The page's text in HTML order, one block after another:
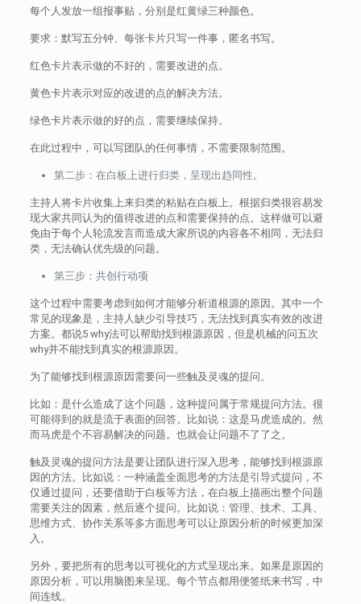
每个人发放一组报事贴，分别是红黄绿三种颜色。
要求：默写五分钟、每张卡片只写一件事，匿名书写。
红色卡片表示做的不好的，需要改进的点。
黄色卡片表示对应的改进的点的解决方法。
绿色卡片表示做的好的点，需要继续保持。
在此过程中，可以写团队的任何事情，不需要限制范围。
第二步：在白板上进行归类，呈现出趋同性。
主持人将卡片收集上来归类的粘贴在白板上。根据归类很容易发
现大家共同认为的值得改进的点和需要保持的点。这样做可以避
免由于每个人轮流发言而造成大家所说的内容各不相同，无法归
类，无法确认优先级的问题。
第三步：共创行动项
这个过程中需要考虑到如何才能够分析道根源的原因。其中一个
常见的现象是，主持人缺少引导技巧，无法找到真实有效的改进
方案。都说5 why法可以帮助找到根源原因，但是机械的问五次
why并不能找到真实的根源原因。
为了能够找到根源原因需要问一些触及灵魂的提问。
比如：是什么造成了这个问题，这种提问属于常规提问方法。很
可能得到的就是流于表面的回答。比如说：这是马虎造成的。然
而马虎是个不容易解决的问题。也就会让问题不了了之。
触及灵魂的提问方法是要让团队进行深入思考，能够找到根源原
因的方法。比如说：一种涵盖全面思考的方法是引导式提问，不
仅通过提问，还要借助于白板等方法，在白板上描画出整个问题
需要关注的因素，然后逐个提问。比如说：管理、技术、工具、
思维方式、协作关系等多方面思考可以让原因分析的时候更加深
入。
另外，要把所有的思考以可视化的方式呈现出来。如果是原因的
原因分析，可以用脑图来呈现。每个节点都用便签纸来书写，中
间连线。